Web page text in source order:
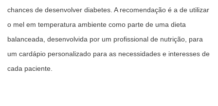
chances de desenvolver diabetes. A recomendação é a de utilizar
o mel em temperatura ambiente como parte de uma dieta
balanceada, desenvolvida por um profissional de nutrição, para
um cardápio personalizado para as necessidades e interesses de
cada paciente.